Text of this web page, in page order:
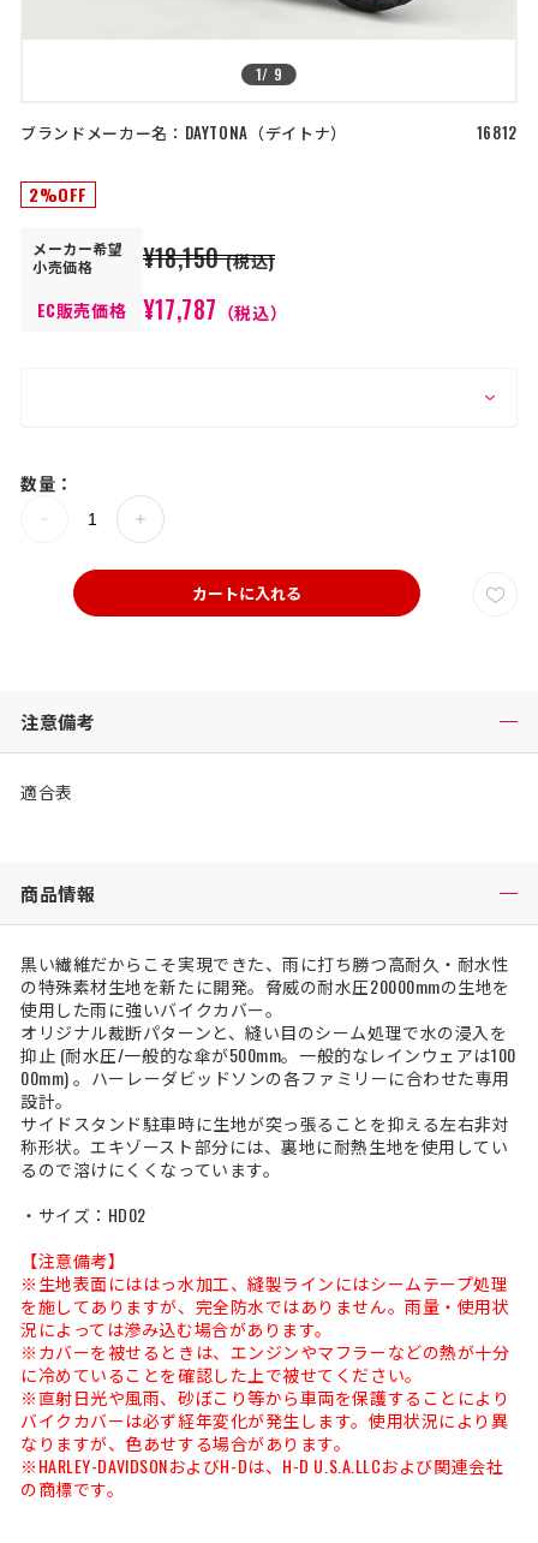
返金ポリシー
カスタマーハラスメントに対する方
1/ 9
ブランドメーカー名： DAYTONA デイトナ 16812
2%OFF
メーカー希望
小売価格
¥18,150 (税込)
EC販売価格
¥17,787 （税込）
数量：
カートに入れる
注意備考
適合表
商品情報
黒い繊維だからこそ実現できた、雨に打ち勝つ高耐久・耐水性
の特殊素材生地を新たに開発。脅威の耐水圧20000mmの生地を
使用した雨に強いバイクカバー。
オリジナル裁断パターンと、縫い目のシーム処理で水の浸入を
抑止 (耐水圧/一般的な傘が500mm。一般的なレインウェアは100
00mm) 。ハーレーダビッドソンの各ファミリーに合わせた専用
設計。
サイドスタンド駐車時に生地が突っ張ることを抑える左右非対
称形状。エキゾースト部分には、裏地に耐熱生地を使用してい
るので溶けにくくなっています。
・サイズ：HD02
【注意備考】
※生地表面にははっ水加工、縫製ラインにはシームテープ処理
を施してありますが、完全防水ではありません。雨量・使用状
況によっては滲み込む場合があります。
※カバーを被せるときは、エンジンやマフラーなどの熱が十分
に冷めていることを確認した上で被せてください。
※直射日光や風雨、砂ぼこり等から車両を保護することにより
バイクカバーは必ず経年変化が発生します。使用状況により異
なりますが、色あせする場合があります。
※HARLEY-DAVIDSONおよびH-Dは、H-D U.S.A.LLCおよび関連会社
の商標です。